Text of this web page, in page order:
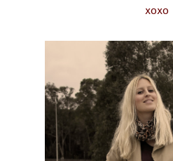
xoxo